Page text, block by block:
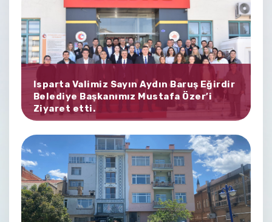
Isparta Valimiz Sayın Aydın Baruş Eğirdir
Belediye Başkanımız Mustafa Özer’i
Ziyaret etti.